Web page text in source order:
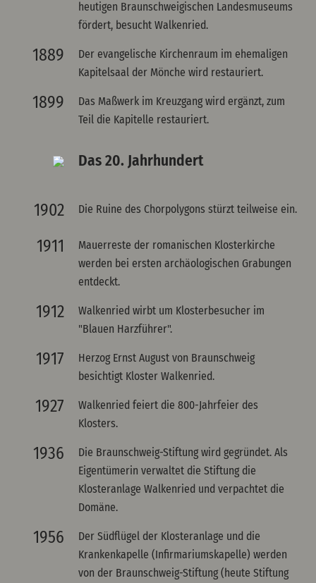
heutigen Braunschweigischen Landesmuseums
fördert, besucht Walkenried.
1889
Der evangelische Kirchenraum im ehemaligen
Kapitelsaal der Mönche wird restauriert.
1899
Das Maßwerk im Kreuzgang wird ergänzt, zum
Teil die Kapitelle restauriert.
Das 20. Jahrhundert
1902 Die Ruine des Chorpolygons stürzt teilweise ein.
1911
Mauerreste der romanischen Klosterkirche
werden bei ersten archäologischen Grabungen
entdeckt.
1912
Walkenried wirbt um Klosterbesucher im
"Blauen Harzführer".
1917
Herzog Ernst August von Braunschweig
besichtigt Kloster Walkenried.
1927
Walkenried feiert die 800-Jahrfeier des
Klosters.
1936
Die Braunschweig-Stiftung wird gegründet. Als
Eigentümerin verwaltet die Stiftung die
Klosteranlage Walkenried und verpachtet die
Domäne.
1956
Der Südflügel der Klosteranlage und die
Krankenkapelle (Infirmariumskapelle) werden
von der Braunschweig-Stiftung (heute Stiftung